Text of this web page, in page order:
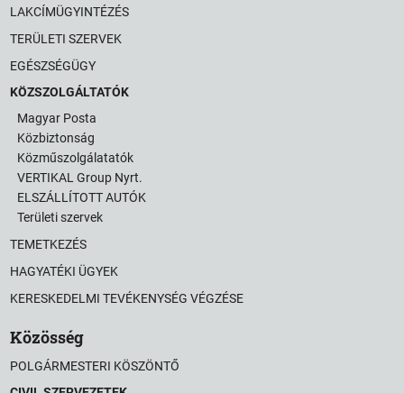
LAKCÍMÜGYINTÉZÉS
TERÜLETI SZERVEK
EGÉSZSÉGÜGY
KÖZSZOLGÁLTATÓK
Magyar Posta
Közbiztonság
Közműszolgálatatók
VERTIKAL Group Nyrt.
ELSZÁLLÍTOTT AUTÓK
Területi szervek
TEMETKEZÉS
HAGYATÉKI ÜGYEK
KERESKEDELMI TEVÉKENYSÉG VÉGZÉSE
Közösség
POLGÁRMESTERI KÖSZÖNTŐ